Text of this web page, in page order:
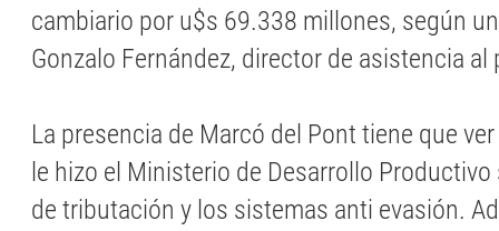
cambiario por u$s 69.338 millones, según
Gonzalo Fernández, director de asistencia
La presencia de Marcó del Pont tiene que
le hizo el Ministerio de Desarrollo
de tributación y los sistemas anti evasión.